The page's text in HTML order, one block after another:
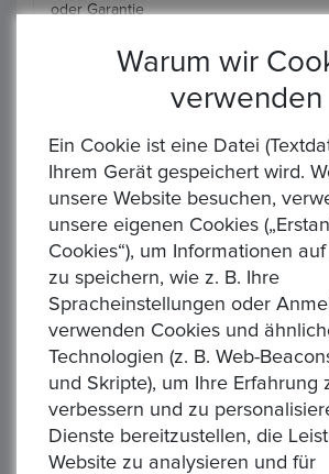
oder Garantie
Art des Verkäufers : Privatverkäufer
Keine zusätzliche Steuer
Sendung : DHL
Zahlung :, Banküberweisung
Ähnliche Produkte
‹
Warum wir
verwenden
Ein Cookie ist eine Datei
Ihrem Gerät gespeichert wird.
unsere Website besuchen,
unsere eigenen Cookies
Cookies“), um Informationen
zu speichern, wie z. B. Ihre
Spracheinstellungen oder
verwenden Cookies und
Technologien (z. B. Web-
und Skripte), um Ihre Erfahrung
verbessern und zu
Dienste bereitzustellen, die
Website zu analysieren und für